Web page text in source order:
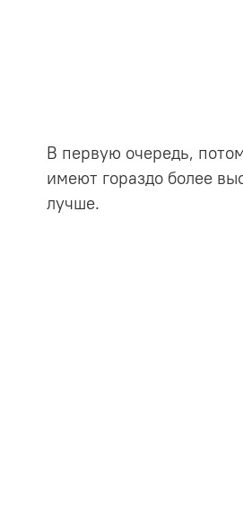
В первую очередь,
имеют гораздо более
лучше.